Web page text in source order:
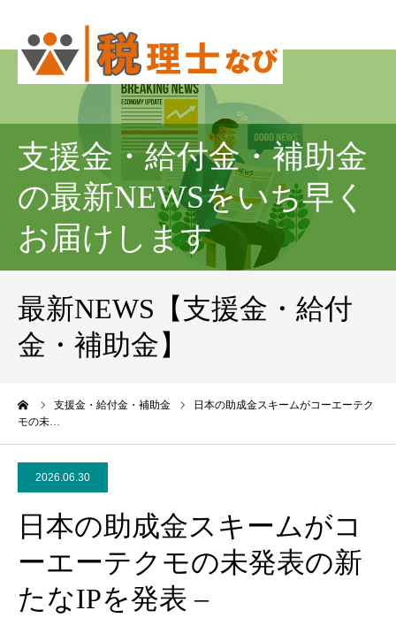
支援金・給付金・補助金
の最新NEWSをいち早く
お届けします
最新NEWS【支援金・給付
金・補助金】
支援金・給付金・補助金
日本の助成金スキームがコーエーテク
モの未…
2026.06.30
日本の助成金スキームがコ
ーエーテクモの未発表の新
たなIPを発表 –